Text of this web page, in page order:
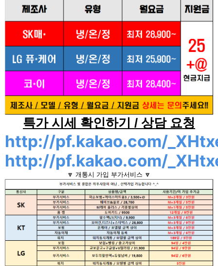
특가 시세 확인하기 / 상담 요청
http://pf.kakao.com/
http://pf.kakao.com/
🔽 개통시 가입 부가서비스 🔽